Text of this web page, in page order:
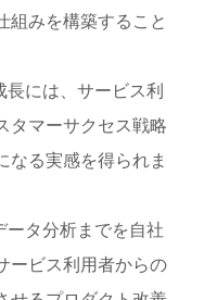
組みを構築すること
には、サービス利
タマーサクセス戦略
なる実感を得られま
ータ分析までを自社
ービス利用者からの